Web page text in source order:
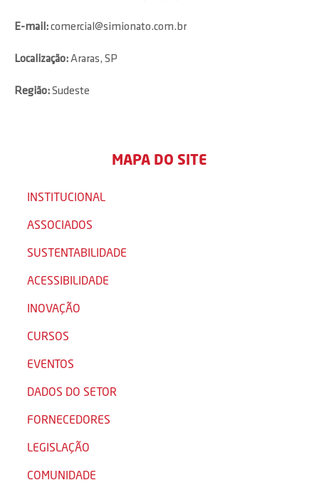
E-mail:comercial@simionato.com.br
Localização:Araras, SP
Região:Sudeste
MAPA DO SITE
INSTITUCIONAL
ASSOCIADOS
SUSTENTABILIDADE
ACESSIBILIDADE
INOVAÇÃO
CURSOS
EVENTOS
DADOS DO SETOR
FORNECEDORES
LEGISLAÇÃO
COMUNIDADE